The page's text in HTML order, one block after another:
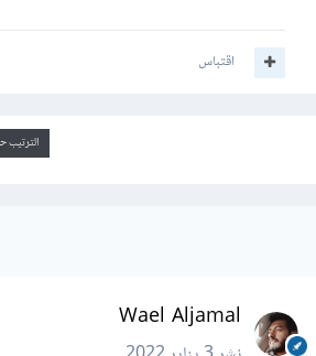
اقتباس
الترتيب
Wael Aljamal